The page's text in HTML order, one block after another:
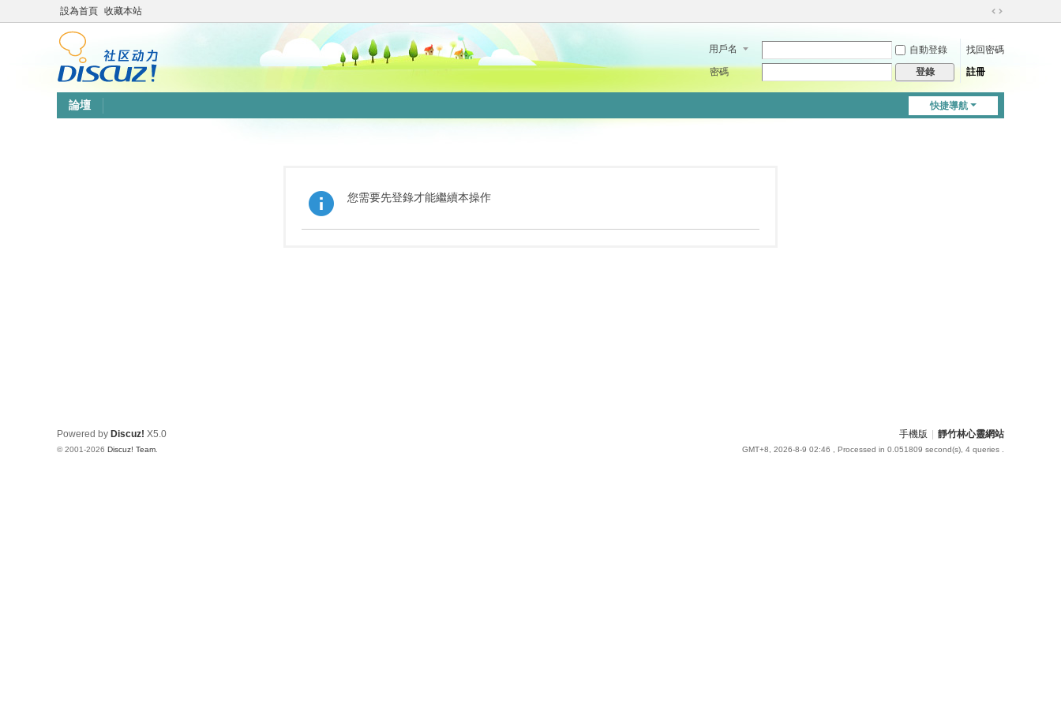
設為首頁 收藏本站
切
到
用戶名 自動登錄
找回密碼
密碼
登錄 註冊
快捷導航
論壇
您需要先登錄才能繼續本操作
手機版 靜竹林心靈網站
GMT+8, 2026-8-9 02:46 , Processed in 0.051809 second(s), 4 queries .
Powered by Discuz! X5.0
© 2001-2026 Discuz! Team